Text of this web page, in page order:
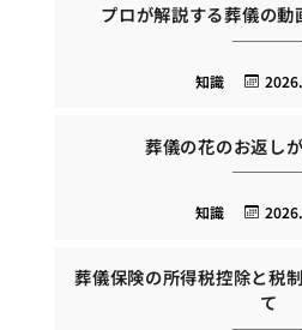
プロが解説する葬儀の
知識
葬儀の花のお返し
知識
葬儀保険の所得税控除と税
て